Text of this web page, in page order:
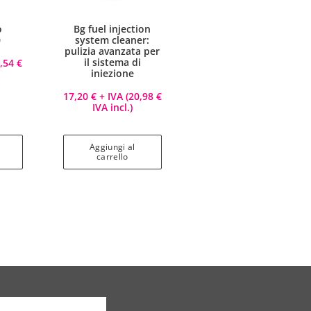
€
Bg fuel injection
system cleaner:
pulizia avanzata per
il sistema di
iniezione
17,20 €+ IVA (20,98 €
IVA incl.)
Aggiungi al
carrello